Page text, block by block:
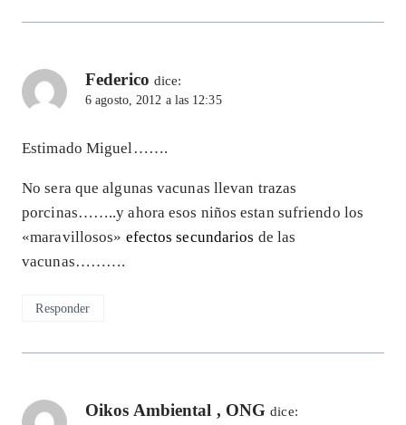
Federico dice:
6 agosto, 2012 a las 12:35
Estimado Miguel…….
No sera que algunas vacunas llevan trazas
porcinas……..y ahora esos niños estan sufriendo los
«maravillosos» efectos secundarios de las
vacunas……….
Responder
Oikos Ambiental , ONG dice: